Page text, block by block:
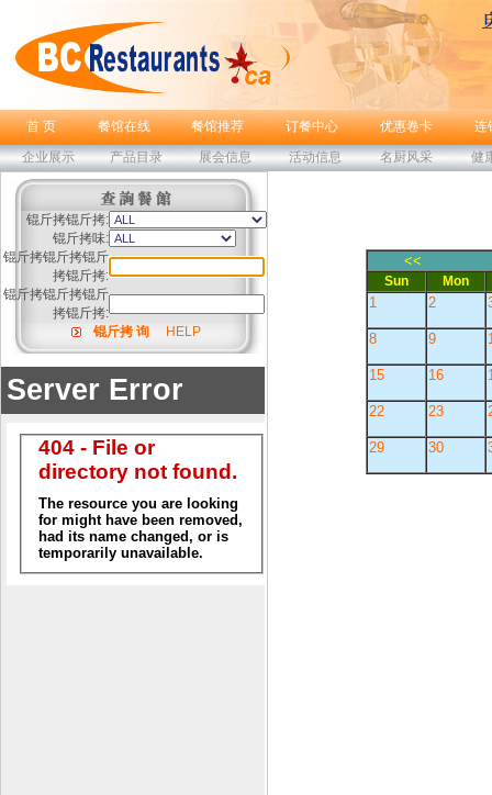
首 页 餐馆在线 餐馆推荐 订餐中心 优惠卷卡
连
企业展示
产品目录 展会信息 活动信息 名厨风采 健
锟斤拷锟斤拷:
锟斤拷味:
锟斤拷锟斤拷锟斤
拷锟斤拷:
锟斤拷锟斤拷锟斤
拷锟斤拷:
锟斤拷 询
HELP
<<
Sun Mon
1 2
8 9
15 16
22 23
29 30